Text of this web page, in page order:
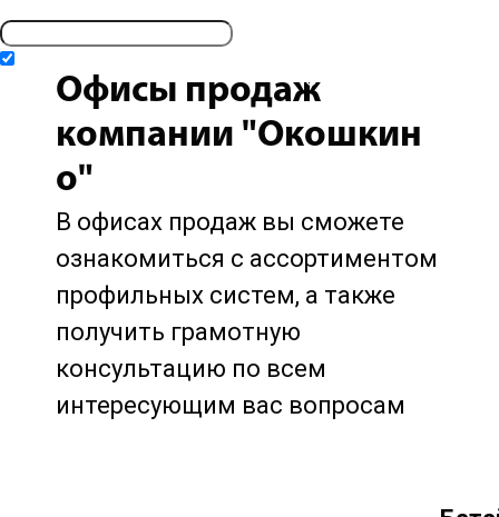
Вызовите мастера по
Мастер проведет все необходимые измерения и сделает
Отправить
Офисы продаж
компании "Окошкин
о"
В офисах продаж вы сможете
ознакомиться с ассортиментом
профильных систем, а также
получить грамотную
консультацию по всем
интересующим вас вопросам